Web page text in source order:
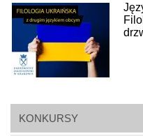
KONKURSY